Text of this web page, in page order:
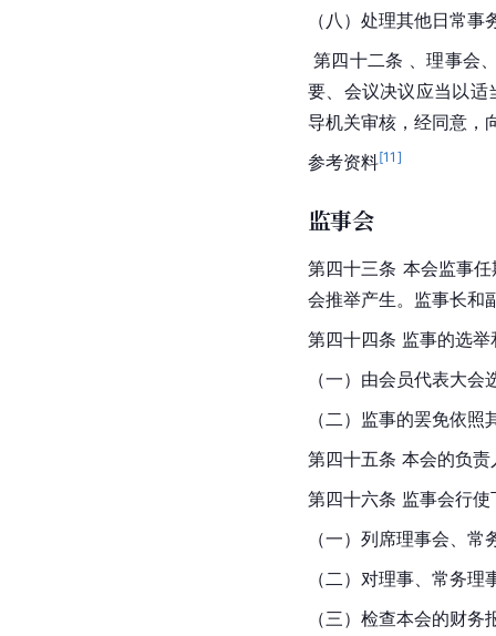
（八）处理其他日常事
第四十二条 、理事会
要、会议决议应当以
导机关审核，经同意，
参考资料[11 ]
监事会
第四十三条 本会监事
会推举产生。监事长和
第四十四条 监事的选举
（一）由会员代表大会
（二）监事的罢免依照
第四十五条 本会的负
第四十六条 监事会行使
（一）列席理事会、
（二）对理事、常务
（三）检查本会的财